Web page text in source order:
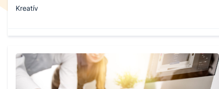
Kreatív
502131609